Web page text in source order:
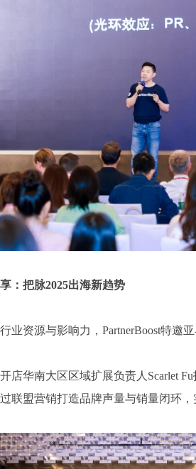
：把脉2025出海新趋势
业资源与影响力，PartnerBoost特邀
店华南大区区域扩展负责人Scarlet
联盟营销打造品牌声量与销量闭环，